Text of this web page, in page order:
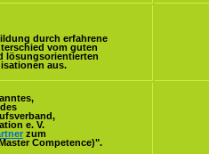
durch erfahrene
vom guten
lösungsorientierten
aus.
e. V.
zum
Competence)".